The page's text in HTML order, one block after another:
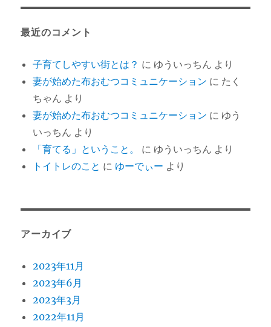
最近のコメント
子育てしやすい街とは？ に ゆういっちん より
妻が始めた布おむつコミュニケーション に たく
ちゃん より
妻が始めた布おむつコミュニケーション に ゆう
いっちん より
「育てる」ということ。
に ゆういっちん より
トイトレのこと に ゆーでぃー より
アーカイブ
2023年11月
2023年6月
2023年3月
2022年11月